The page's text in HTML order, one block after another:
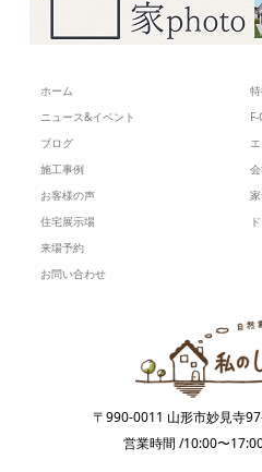
ホーム
ニュース&イベント
ブログ
施工事例
お客様の声
住宅展示場
来場予約
お問い合わせ
〒990-0011 山形市妙見寺
営業時間 /10:00〜